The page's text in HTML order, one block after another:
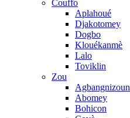
Couffo
Aplahoué
Djakotomey
Dogbo
Klouékanmè
Lalo
Toviklin
Zou
Agbangnizoun
Abomey
Bohicon